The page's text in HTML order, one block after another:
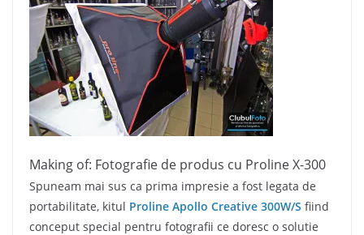
Making of: Fotografie de produs cu Proline X-300
Spuneam mai sus ca prima impresie a fost legata de
portabilitate, kitul Proline Apollo Creative 300W/S fiind
conceput special pentru fotografii ce doresc o solutie